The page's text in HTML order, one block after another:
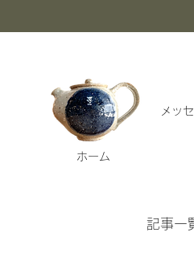
メッ
ホーム
記事一